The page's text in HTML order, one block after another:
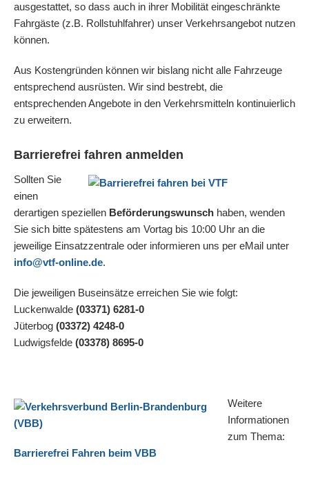
ausgestattet, so dass auch in ihrer Mobilität eingeschränkte
Fahrgäste (z.B. Rollstuhlfahrer) unser Verkehrsangebot nutzen
können.
Aus Kostengründen können wir bislang nicht alle Fahrzeuge
entsprechend ausrüsten. Wir sind bestrebt, die
entsprechenden Angebote in den Verkehrsmitteln kontinuierlich
zu erweitern.
Barrierefrei fahren anmelden
Sollten Sie
einen
derartigen speziellen Beförderungswunsch haben, wenden
Sie sich bitte spätestens am Vortag bis 10:00 Uhr an die
jeweilige Einsatzzentrale oder informieren uns per eMail unter
info@vtf-online.de.
Die jeweiligen Buseinsätze erreichen Sie wie folgt:
Luckenwalde (03371) 6281-0
Jüterbog (03372) 4248-0
Ludwigsfelde (03378) 8695-0
Weitere
Informationen
zum Thema:
Barrierefrei Fahren beim VBB